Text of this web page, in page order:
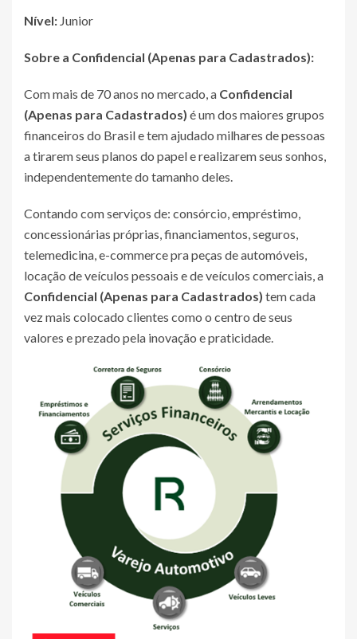
Nível: Junior
Sobre a Confidencial (Apenas para Cadastrados):
Com mais de 70 anos no mercado, a Confidencial
(Apenas para Cadastrados) é um dos maiores grupos
financeiros do Brasil e tem ajudado milhares de pessoas
a tirarem seus planos do papel e realizarem seus sonhos,
independentemente do tamanho deles.
Contando com serviços de: consórcio, empréstimo,
concessionárias próprias, financiamentos, seguros,
telemedicina, e-commerce pra peças de automóveis,
locação de veículos pessoais e de veículos comerciais, a
Confidencial (Apenas para Cadastrados) tem cada
vez mais colocado clientes como o centro de seus
valores e prezado pela inovação e praticidade.